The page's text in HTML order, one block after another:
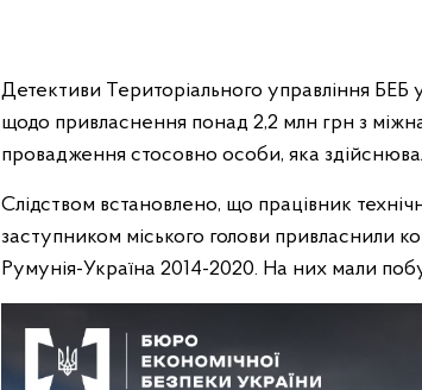
Детективи Територіального управління БЕБ
щодо привласнення понад 2,2 млн грн з
провадження стосовно особи, яка
Слідством встановлено, що працівник
заступником міського голови привласнили
Румунія-Україна 2014-2020. На них мали